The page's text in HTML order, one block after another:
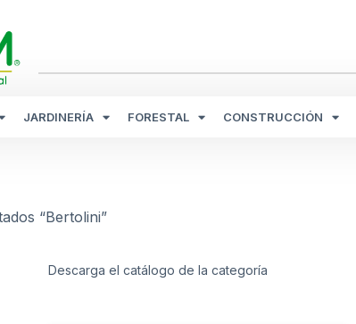
JARDINERÍA FORESTAL CONSTRUCCIÓN
“Bertolini”
Descarga el catálogo de la categoría